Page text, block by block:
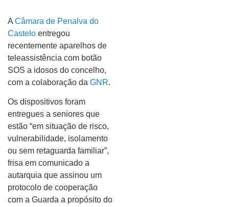
A Câmara de Penalva do
Castelo entregou
recentemente aparelhos de
teleassistência com botão
SOS a idosos do concelho,
com a colaboração da GNR.
Os dispositivos foram
entregues a seniores que
estão “em situação de risco,
vulnerabilidade, isolamento
ou sem retaguarda familiar”,
frisa em comunicado a
autarquia que assinou um
protocolo de cooperação
com a Guarda a propósito do